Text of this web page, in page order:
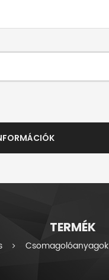
TERMÉK
Csomagolóanyagok